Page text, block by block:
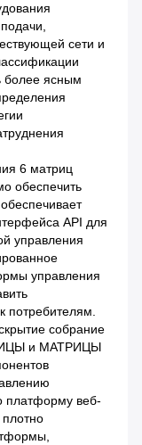
сети и
более ясным
6 матриц
обеспечить
API для
управления
управления
потребителям.
собрание
и МАТРИЦЫ
платформу веб-